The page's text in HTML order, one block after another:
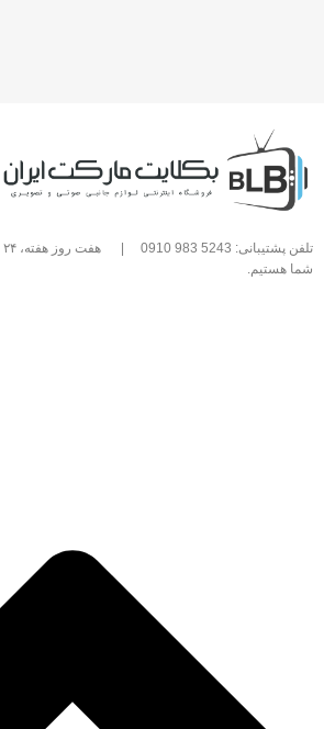
تلفن پشتیبانی: 5243 983 0910
شما هستیم.